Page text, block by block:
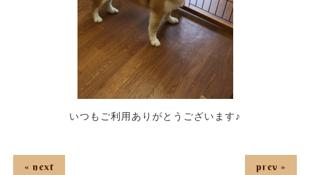
いつもご利用ありがとうございます♪
« next prev »